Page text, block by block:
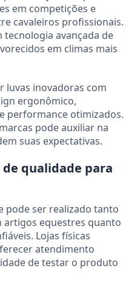
em competições e
cavaleiros profissionais.
avançada de
em climas mais
luvas inovadoras com
ergonômico,
performance otimizados.
pode auxiliar na
suas expectativas.
qualidade para
pode ser realizado tanto
artigos equestres quanto
Lojas físicas
atendimento
de testar o produto